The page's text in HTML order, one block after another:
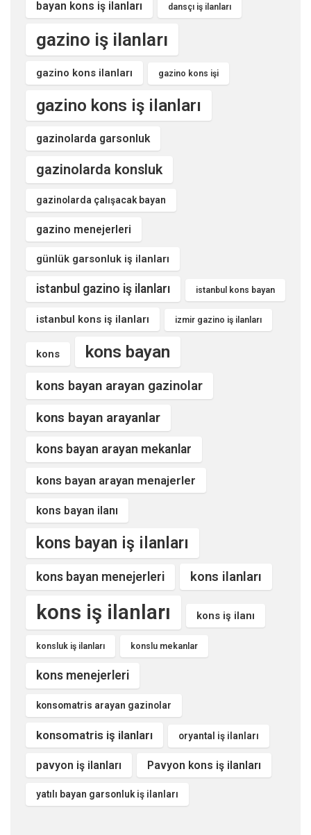
bayan kons iş ilanları dansçı iş ilanları
gazino iş ilanları
gazino kons ilanları gazino kons işi
gazino kons iş ilanları
gazinolarda garsonluk
gazinolarda konsluk
gazinolarda çalışacak bayan
gazino menejerleri
günlük garsonluk iş ilanları
istanbul gazino iş ilanları istanbul kons bayan
istanbul kons iş ilanları izmir gazino iş ilanları
kons kons bayan
kons bayan arayan gazinolar
kons bayan arayanlar
kons bayan arayan mekanlar
kons bayan arayan menajerler
kons bayan ilanı
kons bayan iş ilanları
kons bayan menejerleri kons ilanları
kons iş ilanları kons iş ilanı
konsluk iş ilanları konslu mekanlar
kons menejerleri
konsomatris arayan gazinolar
konsomatris iş ilanları oryantal iş ilanları
pavyon iş ilanları Pavyon kons iş ilanları
yatılı bayan garsonluk iş ilanları